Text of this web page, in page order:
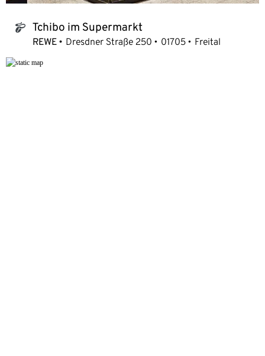
tchibo_logo Tchibo im Supermarkt
REWE Dresdner Straße 250 01705 Freital